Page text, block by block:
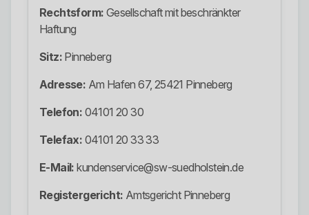
Rechtsform: Gesellschaft mit beschränkter
Haftung
Sitz: Pinneberg
Adresse: Am Hafen 67, 25421 Pinneberg
Telefon: 04101 20 30
Telefax: 04101 20 33 33
E-Mail: kundenservice@sw-suedholstein.de
Registergericht: Amtsgericht Pinneberg